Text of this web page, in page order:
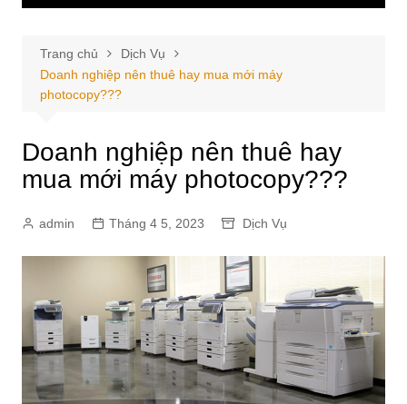
Trang chủ
Dịch Vụ
Doanh nghiệp nên thuê hay mua mới máy
photocopy???
Doanh nghiệp nên thuê hay
mua mới máy photocopy???
admin Tháng 4 5, 2023 Dịch Vụ